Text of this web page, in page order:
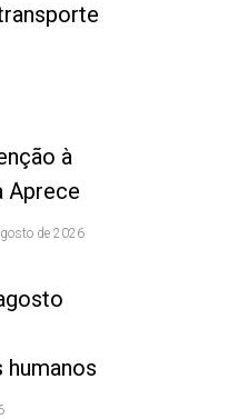
à
Aprece
de 2026